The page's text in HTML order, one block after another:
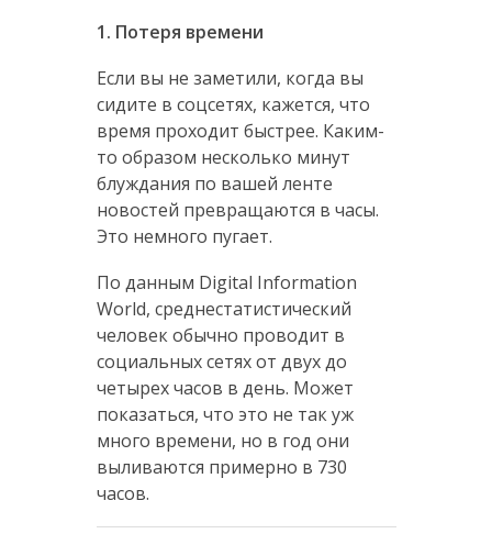
1. Потеря времени
Если вы не заметили, когда вы
сидите в соцсетях, кажется, что
время проходит быстрее. Каким-
то образом несколько минут
блуждания по вашей ленте
новостей превращаются в часы.
Это немного пугает.
По данным Digital Information
World, среднестатистический
человек обычно проводит в
социальных сетях от двух до
четырех часов в день. Может
показаться, что это не так уж
много времени, но в год они
выливаются примерно в 730
часов.